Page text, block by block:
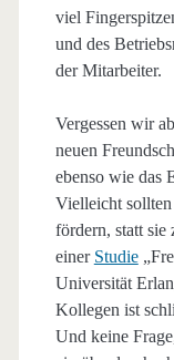
viel
und des
der Mitarbeiter.
Vergessen wir
neuen
ebenso wie das
Vielleicht sollten
fördern, statt sie
einer Studie
Universität
Kollegen ist
Und keine